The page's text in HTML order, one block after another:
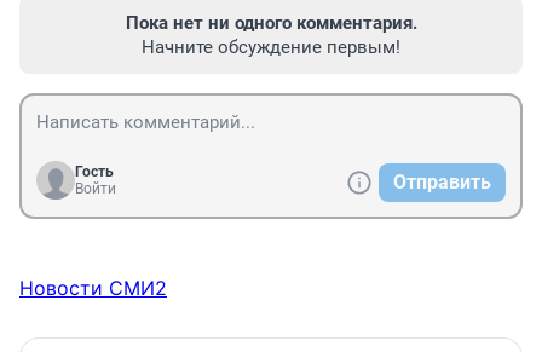
Пока нет ни одного комментария.
Начните обсуждение первым!
Гость
Войти
Отправить
Новости СМИ2